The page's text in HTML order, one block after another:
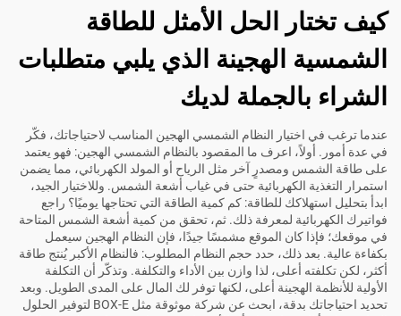
كيف تختار الحل الأمثل للطاقة
الشمسية الهجينة الذي يلبي متطلبات
الشراء بالجملة لديك
عندما ترغب في اختيار النظام الشمسي الهجين المناسب لاحتياجاتك، فكّر
في عدة أمور. أولاً، اعرف ما المقصود بالنظام الشمسي الهجين: فهو يعتمد
على طاقة الشمس ومصدرٍ آخر مثل الرياح أو المولد الكهربائي، مما يضمن
استمرار التغذية الكهربائية حتى في غياب أشعة الشمس. وللاختيار الجيد،
ابدأ بتحليل استهلاكك للطاقة: كم كمية الطاقة التي تحتاجها يوميًا؟ راجع
فواتيرك الكهربائية لمعرفة ذلك. ثم، تحقق من كمية أشعة الشمس المتاحة
في موقعك؛ فإذا كان الموقع مشمسًا جيدًا، فإن النظام الهجين سيعمل
بكفاءة عالية. بعد ذلك، حدد حجم النظام المطلوب: فالنظام الأكبر يُنتج طاقة
أكثر، لكن تكلفته أعلى، لذا وازن بين الأداء والتكلفة. وتذكّر أن التكلفة
الأولية للأنظمة الهجينة أعلى، لكنها توفر لك المال على المدى الطويل. وبعد
تحديد احتياجاتك بدقة، ابحث عن شركة موثوقة مثل BOX-E لتوفير الحلول